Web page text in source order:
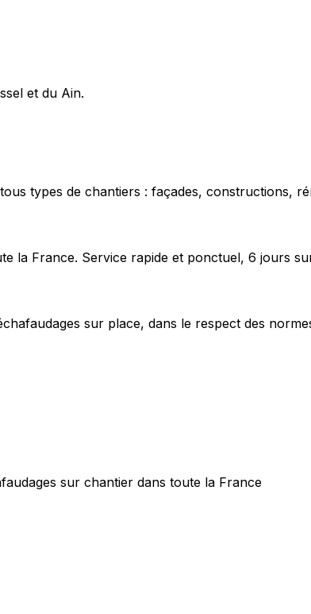
et du Ain.
types de chantiers : façades, constructions,
la France. Service rapide et ponctuel, 6 jours
sur place, dans le respect des
sur chantier dans toute la France